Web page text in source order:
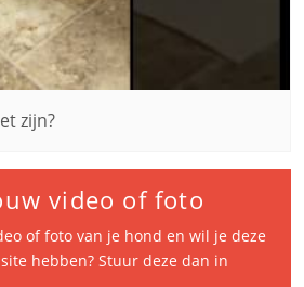
zijn?
video of foto
of foto van je hond en wil je deze
hebben? Stuur deze dan in